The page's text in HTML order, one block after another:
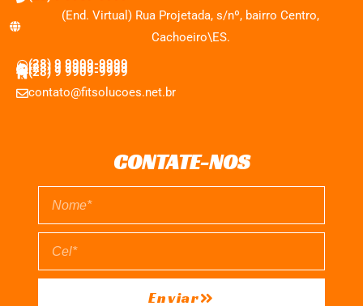
(End. Virtual) Rua Projetada, s/nº, bairro Centro,
Cachoeiro\ES.
(28) 9 9909-9999
(28) 9 9909-9999
(28) 9 9909-9999
contato@fitsolucoes.net.br
CONTATE-NOS
Enviar